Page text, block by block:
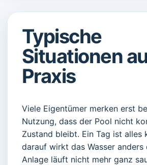
Typische
Situationen
Praxis
Viele Eigentümer merken erst
Nutzung, dass der Pool nicht
Zustand bleibt. Ein Tag ist alles
darauf wirkt das Wasser anders
Anlage läuft nicht mehr ganz